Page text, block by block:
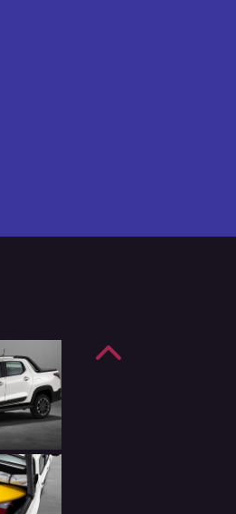
Anterior